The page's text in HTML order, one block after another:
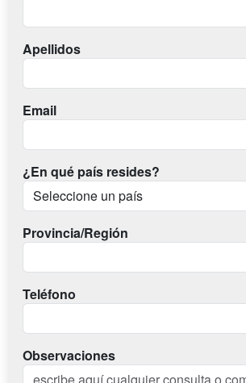
Apellidos
Email
¿En qué país resides?
Provincia/Región
Teléfono
Observaciones